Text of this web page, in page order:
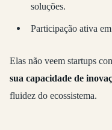
soluções.
Participação ativa
Elas não veem startups
sua capacidade de
fluidez do ecossistema.